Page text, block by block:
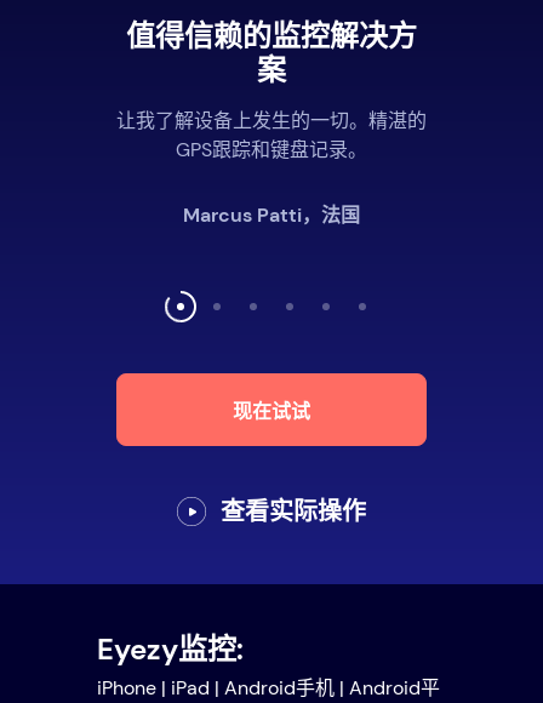
值得信赖的监控解决方
案
让我了解设备上发生的一切。精湛的
GPS跟踪和键盘记录。
Marcus Patti，法国
现在试试
查看实际操作
Eyezy监控:
iPhone | iPad | Android手机 | Android平